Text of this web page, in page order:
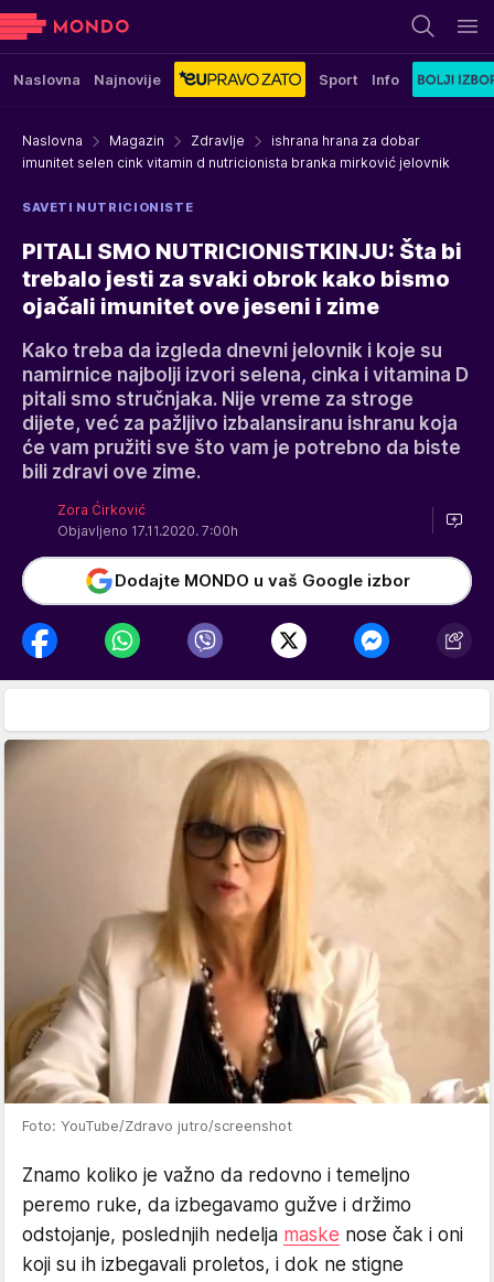
Naslovna Najnovije Sport Info
Naslovna Magazin Zdravlje
ishrana hrana za dobar
imunitet selen cink vitamin d nutricionista branka mirković jelovnik
SAVETI NUTRICIONISTE
PITALI SMO NUTRICIONISTKINJU: Šta bi
trebalo jesti za svaki obrok kako bismo
ojačali imunitet ove jeseni i zime
Kako treba da izgleda dnevni jelovnik i koje su
namirnice najbolji izvori selena, cinka i vitamina D
pitali smo stručnjaka. Nije vreme za stroge
dijete, već za pažljivo izbalansiranu ishranu koja
će vam pružiti sve što vam je potrebno da biste
bili zdravi ove zime.
Zora Ćirković
Objavljeno 17.11.2020. 7:00h
Dodajte MONDO u vaš Google izbor
Foto: YouTube/Zdravo jutro/screenshot
Znamo koliko je važno da redovno i temeljno
peremo ruke, da izbegavamo gužve i držimo
odstojanje, poslednjih nedelja maske nose čak i oni
koji su ih izbegavali proletos, i dok ne stigne